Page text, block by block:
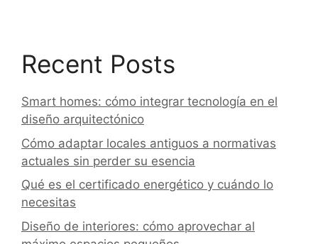
Recent Posts
Smart homes: cómo integrar tecnología en el
diseño arquitectónico
Cómo adaptar locales antiguos a normativas
actuales sin perder su esencia
Qué es el certificado energético y cuándo lo
necesitas
Diseño de interiores: cómo aprovechar al